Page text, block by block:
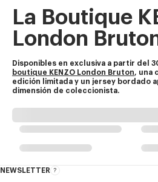
La Boutique
London
Disponibles en exclusiva a partir del
boutique KENZO London Bruton, una
edición limitada y un jersey bordado
dimensión de coleccionista.
NEWSLETTER
Acerca